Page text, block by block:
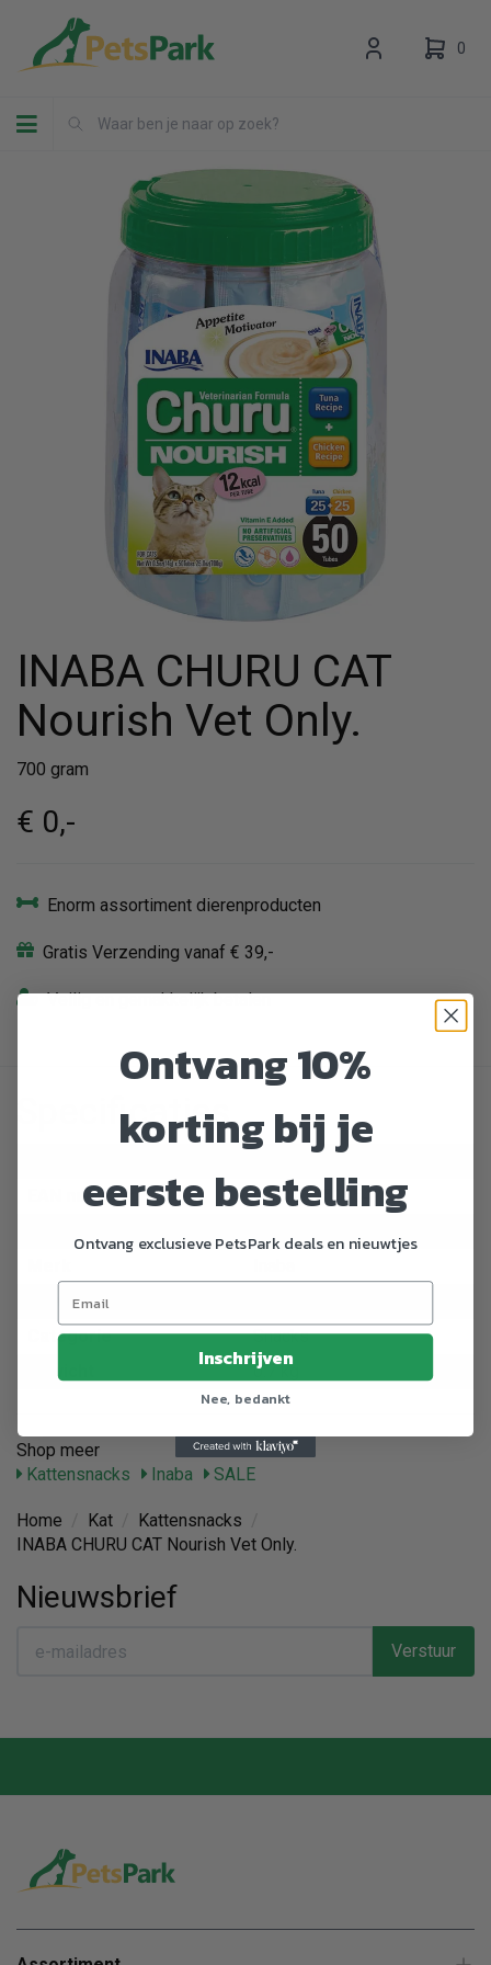
Toggle navigation
0
Uw winkelwagen is leeg.
Vul hem met producten.
INABA CHURU CAT
Nourish Vet Only.
700 gram
€ 0,-
Enorm assortiment dierenproducten
Gratis Verzending vanaf € 39,-
Veilig en gemakkelijk betalen
Specificaties
EAN nummer
6091031514547
Gewicht
Categorie
Snacks
Gewicht
0.7 kg
Shop meer
Kattensnacks
Inaba SALE
Home Kat Kattensnacks
INABA CHURU CAT Nourish Vet Only.
Nieuwsbrief
Verstuur
Ontvang 10%
korting bij je
eerste bestelling
Ontvang exclusieve PetsPark deals en nieuwtjes
Inschrijven
Nee, bedankt